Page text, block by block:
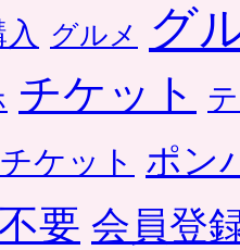
グルメ グ
チケット
ケット ポン
要 会員登